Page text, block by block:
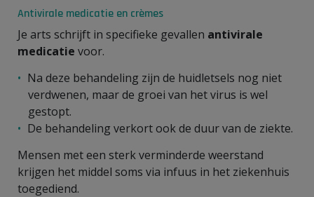
Antivirale medicatie en crèmes
Je arts schrijft in specifieke gevallen antivirale
medicatie voor.
Na deze behandeling zijn de huidletsels nog niet
verdwenen, maar de groei van het virus is wel
gestopt.
De behandeling verkort ook de duur van de ziekte.
Mensen met een sterk verminderde weerstand
krijgen het middel soms via infuus in het ziekenhuis
toegediend.